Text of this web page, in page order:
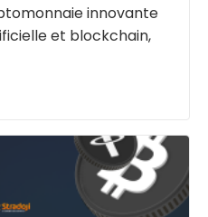
innovante
et blockchain,